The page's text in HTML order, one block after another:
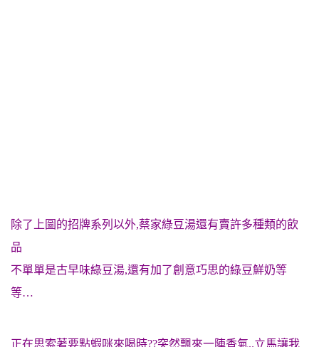
除了上圖的招牌系列以外,蔡家綠豆湯還有賣許多種類的飲
品
不單單是古早味綠豆湯,還有加了創意巧思的綠豆鮮奶等
等…
正在思索著要點蝦咪來喝時??突然飄來一陣香氣..立馬讓我